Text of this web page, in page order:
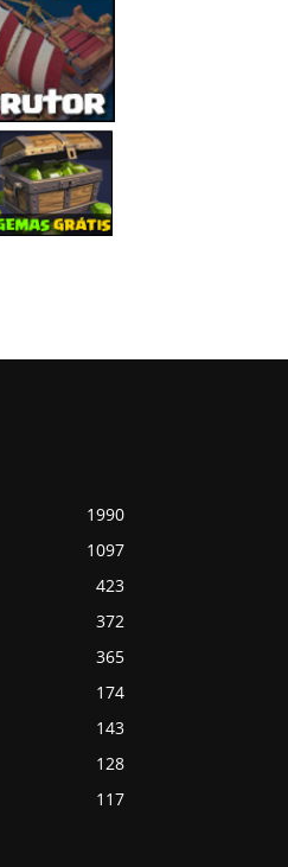
1990
1097
423
372
365
174
143
128
117